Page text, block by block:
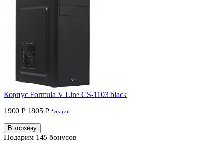
Корпус Formula V Line CS-1103 black
1900 Р 1805 P *акция
В корзину
Подарим 145 бонусов